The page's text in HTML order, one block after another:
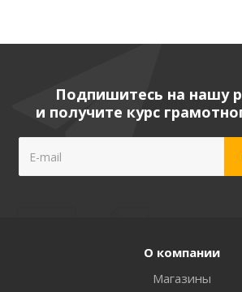
Подпишитесь на нашу
и получите курс
О компании
Магазины